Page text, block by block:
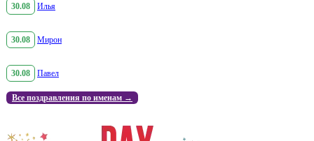
30.08 Илья
30.08 Мирон
30.08 Павел
Все поздравления по именам →